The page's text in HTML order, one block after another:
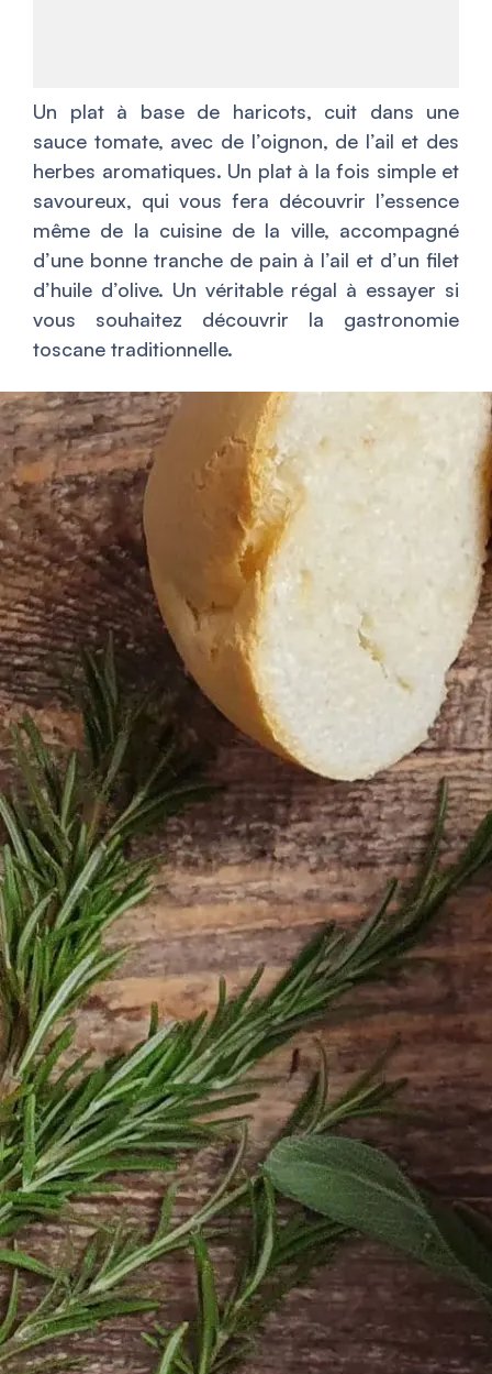
Un plat à base de haricots, cuit dans une
sauce tomate, avec de l’oignon, de l’ail et des
herbes aromatiques. Un plat à la fois simple et
savoureux, qui vous fera découvrir l’essence
même de la cuisine de la ville, accompagné
d’une bonne tranche de pain à l’ail et d’un filet
d’huile d’olive. Un véritable régal à essayer si
vous souhaitez découvrir la gastronomie
toscane traditionnelle.